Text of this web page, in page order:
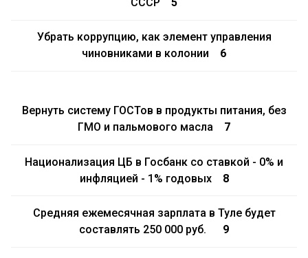
Убрать коррупцию, как элемент управления
чиновниками в колонии
6
Вернуть систему ГОСТов в продукты питания, без
ГМО и пальмового масла
7
Национализация ЦБ в Госбанк со ставкой - 0% и
инфляцией - 1% годовых
8
Средняя ежемесячная зарплата в Туле будет
составлять 250 000 руб.
9